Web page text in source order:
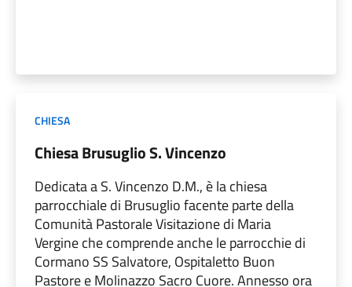
CHIESA
Chiesa Brusuglio S. Vincenzo
Dedicata a S. Vincenzo D.M., è la chiesa
parrocchiale di Brusuglio facente parte della
Comunità Pastorale Visitazione di Maria
Vergine che comprende anche le parrocchie di
Cormano SS Salvatore, Ospitaletto Buon
Pastore e Molinazzo Sacro Cuore. Annesso ora